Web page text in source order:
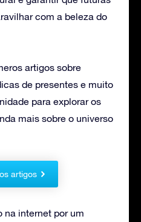
com a beleza do
artigos sobre
de presentes e muito
para explorar os
mais sobre o universo
artigos
na internet por um